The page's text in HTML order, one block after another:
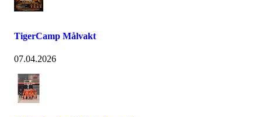
TigerCamp Målvakt
07.04.2026